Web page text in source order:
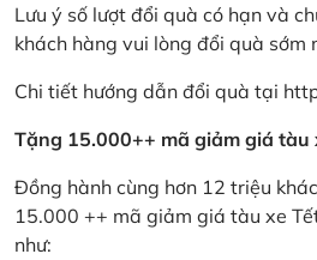
Lưu ý số lượt đổi quà có hạn và
khách hàng vui lòng đổi quà
Chi tiết hướng dẫn đổi quà tại
Tặng 15.000++ mã giảm giá tàu
Đồng hành cùng hơn 12 triệu
15.000 ++ mã giảm giá tàu xe
như: